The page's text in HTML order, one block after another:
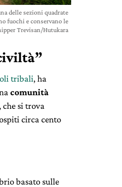
delle sezioni quadrate
fuochi e conservano le
Trevisan/Hutukara
tribali, ha
comunità
si trova
circa cento
basato sulle